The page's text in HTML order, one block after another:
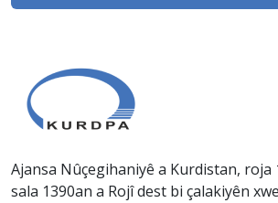
Ajansa Nûçegihaniyê a Kurdistan, roja
sala 1390an a Rojî dest bi çalakiyên